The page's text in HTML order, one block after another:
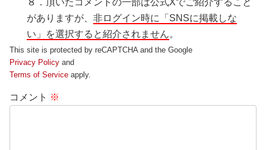
８．頂いたコメントの一部は公式Xでご紹介すること
がありますが、非ログイン時に「SNSに掲載しな
い」を選択すると紹介されません。
This site is protected by reCAPTCHA and the Google
Privacy Policy and
Terms of Service apply.
コメント ※